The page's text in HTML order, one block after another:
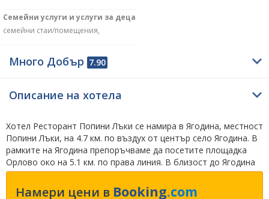
Семейни услуги и услуги за деца
семейни стаи/помещения,
Много Добър 7.90
Описание на хотела
Хотел Ресторант Попини Лъки се намира в Ягодина, местност
Попини Лъки, на 4.7 км. по въздух от център село Ягодина. В
рамките на Ягодина препоръчваме да посетите площадка
Орлово око на 5.1 км. по права линия. В близост до Ягодина
за обичащите природните забележителности съветваме да
посетят връх Виденица на 3.6 км., ягодинската пещера на 4.7
Намери цени в Booking.com